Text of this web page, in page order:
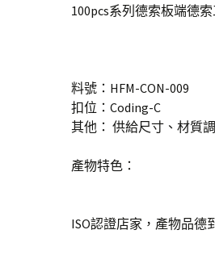
100pcs系列德索板端德
料號：HFM-CON-009
扣位：Coding-C
其他： 供給尺寸、材質
產物特色：
ISO認證店家，產物品德